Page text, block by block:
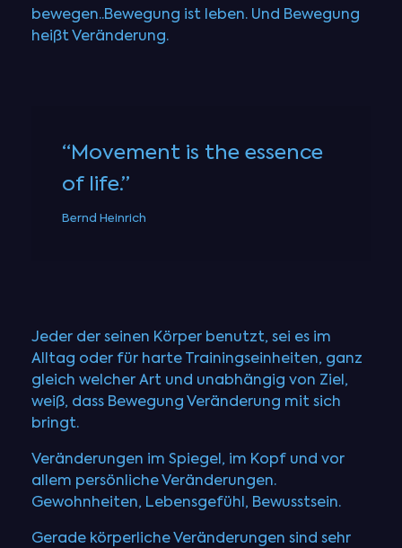
bewegen..Bewegung ist leben. Und Bewegung
heißt Veränderung.
“Movement is the essence
of life.”
Bernd Heinrich
Jeder der seinen Körper benutzt, sei es im
Alltag oder für harte Trainingseinheiten, ganz
gleich welcher Art und unabhängig von Ziel,
weiß, dass Bewegung Veränderung mit sich
bringt.
Veränderungen im Spiegel, im Kopf und vor
allem persönliche Veränderungen.
Gewohnheiten, Lebensgefühl, Bewusstsein.
Gerade körperliche Veränderungen sind sehr